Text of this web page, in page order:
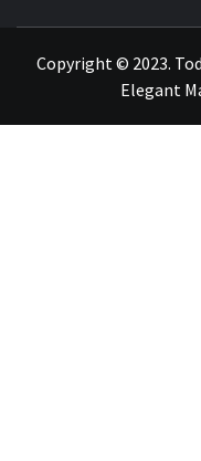
Copyright © 2023.
Elegant